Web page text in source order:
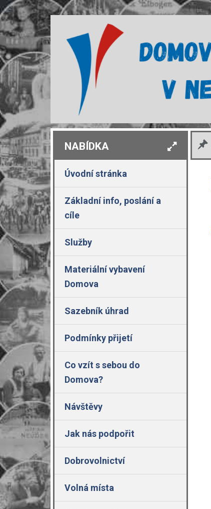
NABÍDKA
Úvodní stránka
Základní info, poslání a
cíle
Služby
Materiální vybavení
Domova
Sazebník úhrad
Podmínky přijetí
Co vzít s sebou do
Domova?
Návštěvy
Jak nás podpořit
Dobrovolnictví
Volná místa